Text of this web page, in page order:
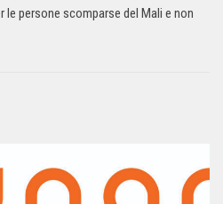
le persone scomparse del Mali e non